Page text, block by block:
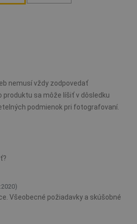
nemusí vždy zodpovedať
produktu sa môže líšiť v dôsledku
podmienok pri fotografovaní.
Všeobecné požiadavky a skúšobné